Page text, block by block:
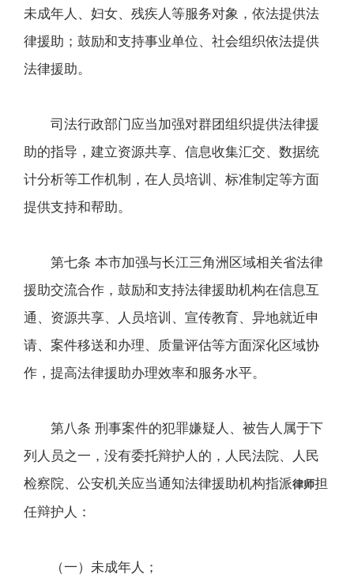
未成年人、妇女、残疾人等服务对象，依法提供法
律援助；鼓励和支持事业单位、社会组织依法提供
法律援助。
司法行政部门应当加强对群团组织提供法律援
助的指导，建立资源共享、信息收集汇交、数据统
计分析等工作机制，在人员培训、标准制定等方面
提供支持和帮助。
第七条 本市加强与长江三角洲区域相关省法律
援助交流合作，鼓励和支持法律援助机构在信息互
通、资源共享、人员培训、宣传教育、异地就近申
请、案件移送和办理、质量评估等方面深化区域协
作，提高法律援助办理效率和服务水平。
第八条 刑事案件的犯罪嫌疑人、被告人属于下
列人员之一，没有委托辩护人的，人民法院、人民
检察院、公安机关应当通知法律援助机构指派律师担
任辩护人：
（一）未成年人；